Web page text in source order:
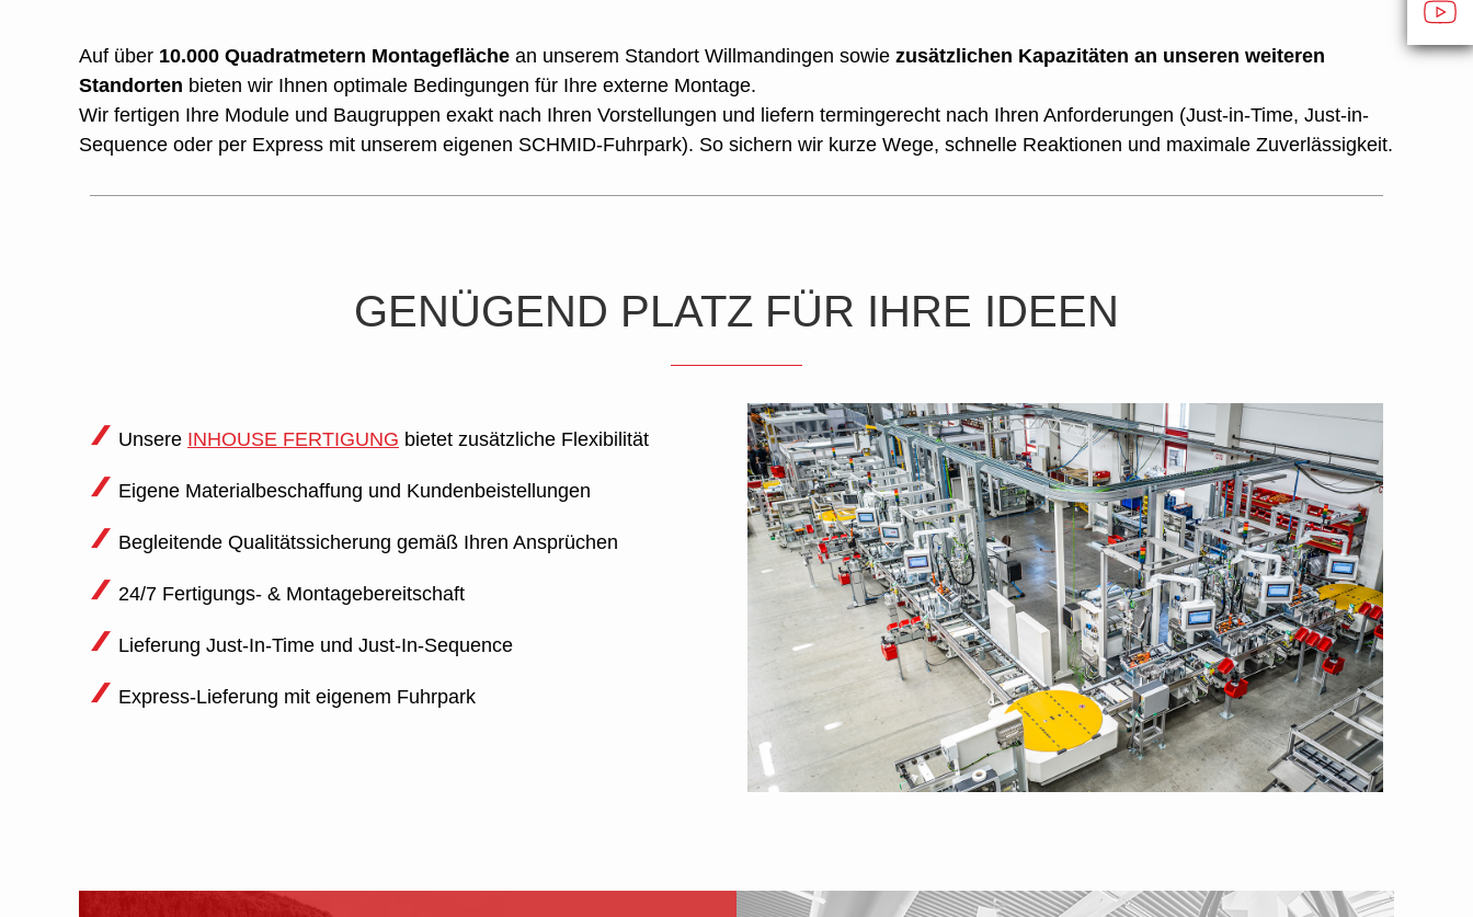
Auf über 10.000 Quadratmetern Montagefläche an unserem Standort Willmandingen sowie zusätzlichen Kapazitäten an unseren weiteren
Standorten bieten wir Ihnen optimale Bedingungen für Ihre externe Montage.
Wir fertigen Ihre Module und Baugruppen exakt nach Ihren Vorstellungen und liefern termingerecht nach Ihren Anforderungen (Just-in-Time, Just-in-
Sequence oder per Express mit unserem eigenen SCHMID-Fuhrpark). So sichern wir kurze Wege, schnelle Reaktionen und maximale Zuverlässigkeit.
GENÜGEND PLATZ FÜR IHRE IDEEN
Unsere INHOUSE FERTIGUNG bietet zusätzliche Flexibilität
Eigene Materialbeschaffung und Kundenbeistellungen
Begleitende Qualitätssicherung gemäß Ihren Ansprüchen
24/7 Fertigungs- & Montagebereitschaft
Lieferung Just-In-Time und Just-In-Sequence
Express-Lieferung mit eigenem Fuhrpark